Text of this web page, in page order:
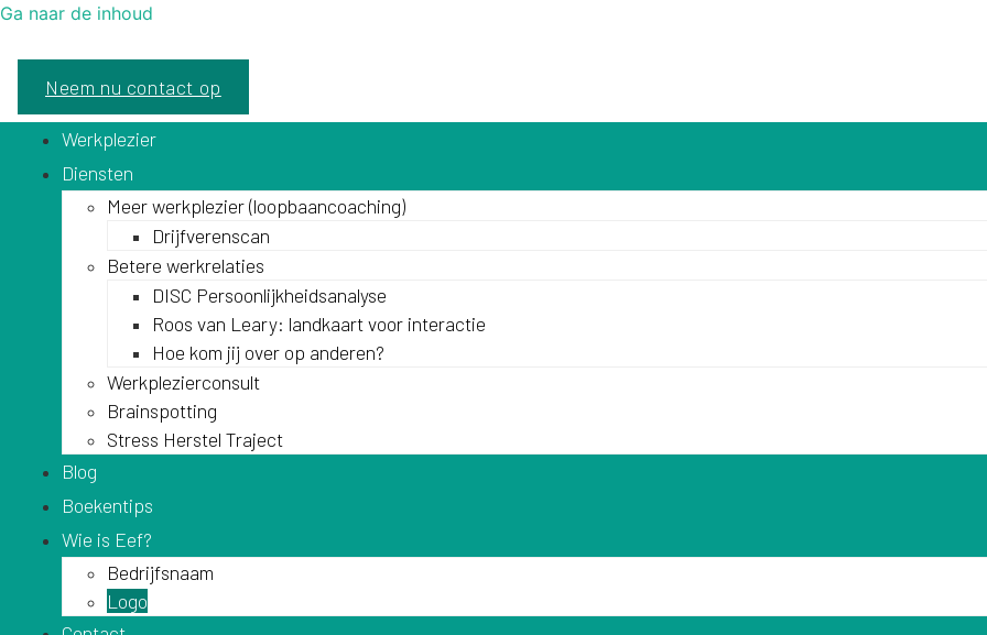
Ga naar de inhoud
Neem nu contact op
Werkplezier
Diensten
Meer werkplezier (loopbaancoaching)
Drijfverenscan
Betere werkrelaties
DISC Persoonlijkheidsanalyse
Roos van Leary: landkaart voor interactie
Hoe kom jij over op anderen?
Werkplezierconsult
Brainspotting
Stress Herstel Traject
Blog
Boekentips
Wie is Eef?
Bedrijfsnaam
Logo